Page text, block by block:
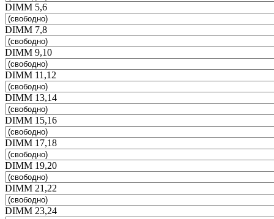
DIMM 5,6
DIMM 7,8
DIMM 9,10
DIMM 11,12
DIMM 13,14
DIMM 15,16
DIMM 17,18
DIMM 19,20
DIMM 21,22
DIMM 23,24